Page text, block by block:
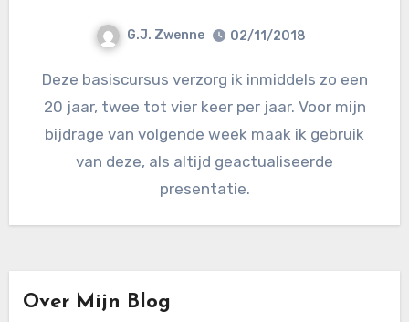
G.J. Zwenne 02/11/2018
Deze basiscursus verzorg ik inmiddels zo een
20 jaar, twee tot vier keer per jaar. Voor mijn
bijdrage van volgende week maak ik gebruik
van deze, als altijd geactualiseerde
presentatie.
Over Mijn Blog